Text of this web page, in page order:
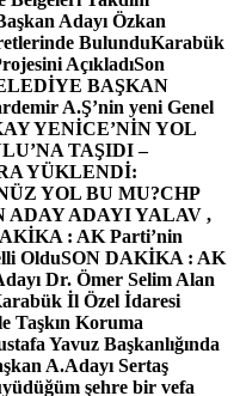
Adayı Özkan
BulunduKarabük
AçıkladıSon
BAŞKAN
A.Ş’nin yeni Genel
YENİCE’NİN YOL
TAŞIDI –
YÜKLENDİ:
YOL BU MU?CHP
ADAY ADAYI YALAV ,
: AK Parti’nin
OlduSON DAKİKA : AK
Dr. Ömer Selim Alan
İl Özel İdaresi
Taşkın Koruma
Yavuz Başkanlığında
A.Adayı Sertaş
şehre bir vefa